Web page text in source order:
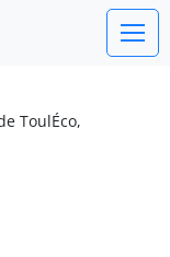
ToulÉco,